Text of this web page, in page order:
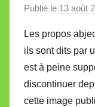
Publié le 13 août
Les propos
ils sont dits par
est à peine
discontinuer
cette image